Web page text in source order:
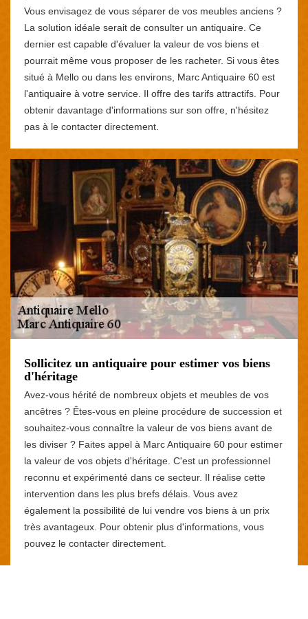
Vous envisagez de vous séparer de vos meubles anciens ?
La solution idéale serait de consulter un antiquaire. Ce
dernier est capable d'évaluer la valeur de vos biens et
pourrait même vous proposer de les racheter. Si vous êtes
situé à Mello ou dans les environs, Marc Antiquaire 60 est
l'antiquaire à votre service. Il offre des tarifs attractifs. Pour
obtenir davantage d'informations sur son offre, n'hésitez
pas à le contacter directement.
Sollicitez un antiquaire pour estimer vos biens
d'héritage
Avez-vous hérité de nombreux objets et meubles de vos
ancêtres ? Êtes-vous en pleine procédure de succession et
souhaitez-vous connaître la valeur de vos biens avant de
les diviser ? Faites appel à Marc Antiquaire 60 pour estimer
la valeur de vos objets d'héritage. C'est un professionnel
reconnu et expérimenté dans ce secteur. Il réalise cette
intervention dans les plus brefs délais. Vous avez
également la possibilité de lui vendre vos biens à un prix
très avantageux. Pour obtenir plus d'informations, vous
pouvez le contacter directement.